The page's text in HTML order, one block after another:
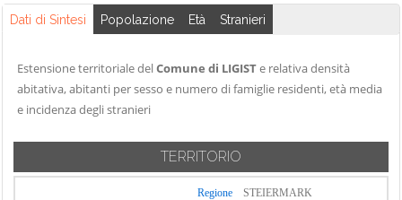
Dati di Sintesi Popolazione Età Stranieri
Estensione territoriale delComune di LIGISTe relativa densità
abitativa, abitanti per sesso e numero di famiglie residenti, età media
e incidenza degli stranieri
TERRITORIO
Regione STEIERMARK